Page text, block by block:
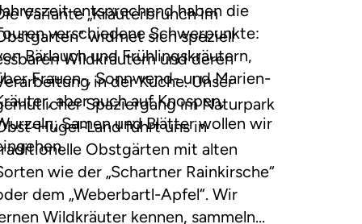
entsprechend haben die
verschiedene Schwerpunkte:
Bärlauch und Frühlingskräutern,
Frauen-, Sonnwend- und Marien-
aber auch auf Knospen,
Samen und Blätter wollen wir
Variante „Kräuterbrunch im
widmet sich speziell
Wildkräutern und deren
in der Küche. Unser
Spaziergang im Naturpark
Hügel-Land führt uns in
Obstgärten mit alten
wie der „Schartner Rainkirsche“
dem „Weberbartl-Apfel“. Wir
Wildkräuter kennen, sammeln